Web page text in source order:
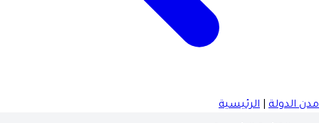
مدن الدولة الرئيسية